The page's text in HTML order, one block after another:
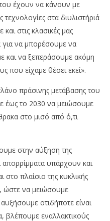
έχουν να κάνουν με
τεχνολογίες στα διυλιστήριά
στις κλασικές μας
για να μπορέσουμε να
να ξεπεράσουμε ακόμη
που είχαμε θέσει εκεί».
πράσινης μετάβασης του
έως το 2030 να μειώσουμε
στο μισό από ό,τι
στην αύξηση της
απορρίμματα υπάρχουν και
πλαίσιο της κυκλικής
ώστε να μειώσουμε
οτιδήποτε είναι
βλέπουμε εναλλακτικούς